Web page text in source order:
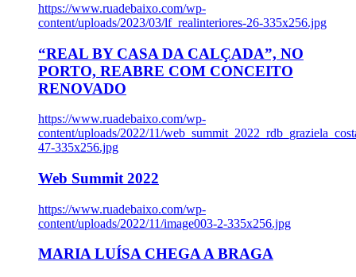
https://www.ruadebaixo.com/wp-
content/uploads/2023/03/lf_realinteriores-26-335x256.jpg
“REAL BY CASA DA CALÇADA”, NO
PORTO, REABRE COM CONCEITO
RENOVADO
https://www.ruadebaixo.com/wp-
content/uploads/2022/11/
47-335x256.jpg
Web Summit 2022
https://www.ruadebaixo.com/wp-
content/uploads/2022/11/image003-2-335x256.jpg
MARIA LUÍSA CHEGA A BRAGA